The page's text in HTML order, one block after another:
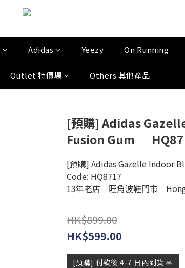
Adidas Yeezy On Running
Outlet 特價場 Others 其他產品
[預購] Adidas
Fusion Gum │
[預購] Adidas Gazelle Indoor
Code: HQ8717
13年老店│旺角波鞋門市
HK$899.00
HK$599.00
[預購] 付款後 4-7 日內到貨 🙏